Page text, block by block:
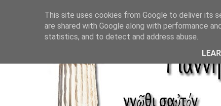
This site uses cookies from Google to deliver its
are shared with Google along with performance
statistics, and to detect and address abuse.